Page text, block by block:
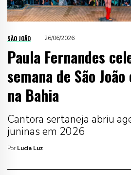
SÃO JOÃO 26/06/2026
Paula Fernandes
semana de São
na Bahia
Cantora sertaneja abriu
juninas em 2026
Por Lucia Luz